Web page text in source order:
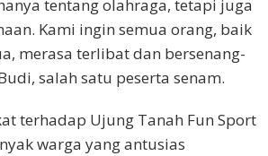
tentang olahraga, tetapi juga
Kami ingin semua orang, baik
merasa terlibat dan bersenang-
salah satu peserta senam.
terhadap Ujung Tanah Fun Sport
warga yang antusias